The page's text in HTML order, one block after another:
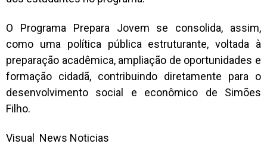
O Programa Prepara Jovem se consolida, assim,
como uma política pública estruturante, voltada à
preparação acadêmica, ampliação de oportunidades e
formação cidadã, contribuindo diretamente para o
desenvolvimento social e econômico de Simões
Filho.
Visual News Noticias